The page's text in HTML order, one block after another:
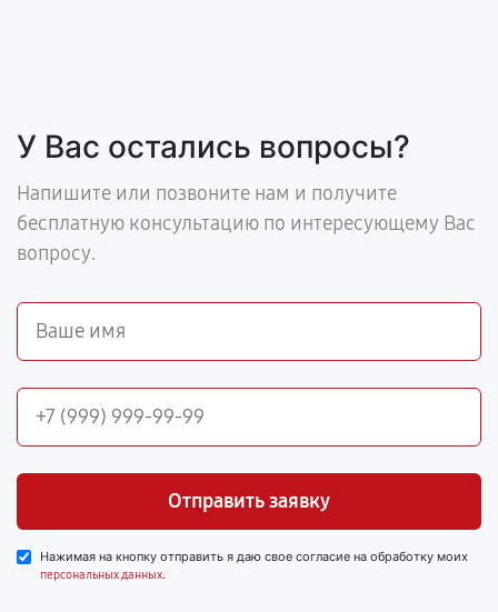
У Вас остались вопросы?
Напишите или позвоните нам и получите
бесплатную консультацию по интересующему Вас
вопросу.
Отправить заявку
Нажимая на кнопку отправить я даю свое согласие на обработку моих
персональных данных.